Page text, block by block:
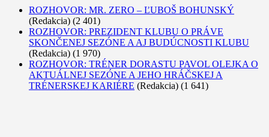
ROZHOVOR: MR. ZERO – ĽUBOŠ BOHUNSKÝ
(Redakcia) (2 401)
ROZHOVOR: PREZIDENT KLUBU O PRÁVE
SKONČENEJ SEZÓNE A AJ BUDÚCNOSTI KLUBU
(Redakcia) (1 970)
ROZHOVOR: TRÉNER DORASTU PAVOL OLEJKA O
AKTUÁLNEJ SEZÓNE A JEHO HRÁČSKEJ A
TRÉNERSKEJ KARIÉRE (Redakcia) (1 641)